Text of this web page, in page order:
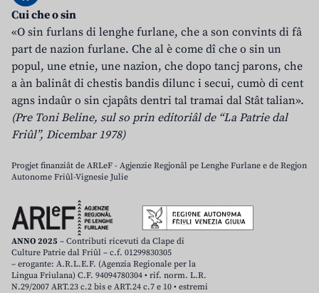
Cui che o sin
«O sin furlans di lenghe furlane, che a son convints di fâ
part de nazion furlane. Che al è come dî che o sin un
popul, une etnie, une nazion, che dopo tancj parons, che
a àn balinât di chestis bandis dilunc i secui, cumò di cent
agns indaûr o sin cjapâts dentri tal tramai dal Stât talian».
(Pre Toni Beline, sul so prin editoriâl de “La Patrie dal
Friûl”, Dicembar 1978)
Progjet finanziât de ARLeF - Agjenzie Regjonâl pe Lenghe Furlane e de Regjon
Autonome Friûl-Vignesie Julie
ANNO 2025 – Contributi ricevuti da Clape di
Culture Patrie dal Friûl – c.f. 01299830305
– erogante: A.R.L.E.F. (Agenzia Regionale per la
Lingua Friulana) C.F. 94094780304 • rif. norm. L.R.
N.29/2007 ART.23 c.2 bis e ART.24 c.7 e 10 • estremi